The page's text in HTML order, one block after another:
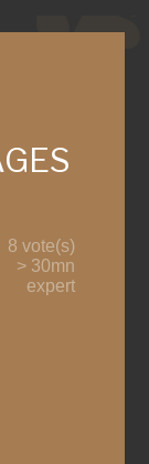
8 vote(s)
> 30mn
expert